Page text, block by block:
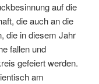
auf die
die auch an die
die in diesem Jahr
fallen und
gefeiert werden.
am